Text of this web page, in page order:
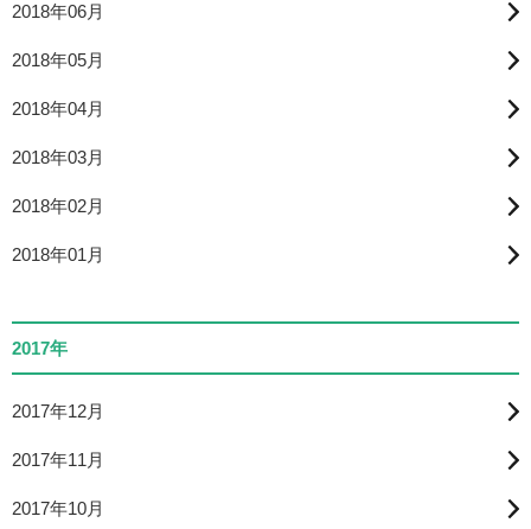
2018年06月
2018年05月
2018年04月
2018年03月
2018年02月
2018年01月
2017年
2017年12月
2017年11月
2017年10月